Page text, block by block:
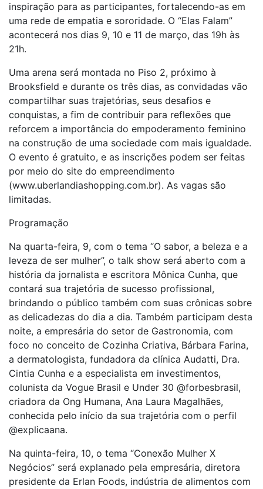
inspiração para as participantes, fortalecendo-as em
uma rede de empatia e sororidade. O “Elas Falam”
acontecerá nos dias 9, 10 e 11 de março, das 19h às
21h.
Uma arena será montada no Piso 2, próximo à
Brooksfield e durante os três dias, as convidadas vão
compartilhar suas trajetórias, seus desafios e
conquistas, a fim de contribuir para reflexões que
reforcem a importância do empoderamento feminino
na construção de uma sociedade com mais igualdade.
O evento é gratuito, e as inscrições podem ser feitas
por meio do site do empreendimento
(www.uberlandiashopping.com.br). As vagas são
limitadas.
Programação
Na quarta-feira, 9, com o tema “O sabor, a beleza e a
leveza de ser mulher”, o talk show será aberto com a
história da jornalista e escritora Mônica Cunha, que
contará sua trajetória de sucesso profissional,
brindando o público também com suas crônicas sobre
as delicadezas do dia a dia. Também participam desta
noite, a empresária do setor de Gastronomia, com
foco no conceito de Cozinha Criativa, Bárbara Farina,
a dermatologista, fundadora da clínica Audatti, Dra.
Cintia Cunha e a especialista em investimentos,
colunista da Vogue Brasil e Under 30 @forbesbrasil,
criadora da Ong Humana, Ana Laura Magalhães,
conhecida pelo início da sua trajetória com o perfil
@explicaana.
Na quinta-feira, 10, o tema “Conexão Mulher X
Negócios” será explanado pela empresária, diretora
presidente da Erlan Foods, indústria de alimentos com